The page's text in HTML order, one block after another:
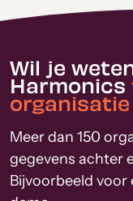
Wil je
Harmonics
Meer dan 150
gegevens achter
Bijvoorbeeld voor